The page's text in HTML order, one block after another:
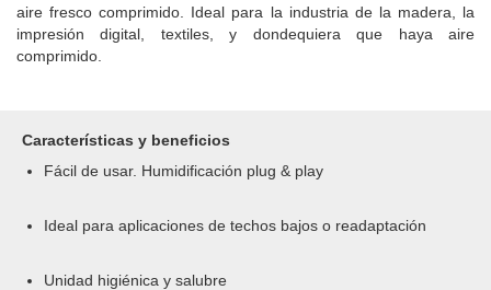
aire fresco comprimido. Ideal para la industria de la madera, la
impresión digital, textiles, y dondequiera que haya aire
comprimido.
Características y beneficios
Fácil de usar. Humidificación plug & play
Ideal para aplicaciones de techos bajos o readaptación
Unidad higiénica y salubre